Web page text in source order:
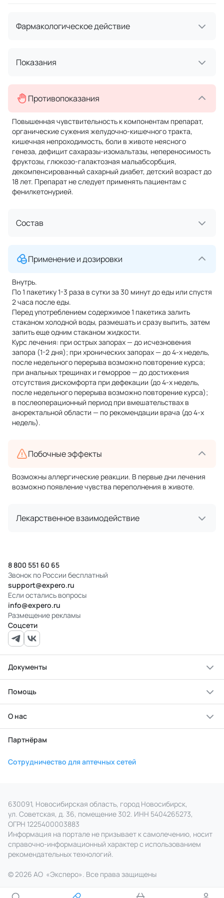
Фармакологическое действие
Показания
Противопоказания
Повышенная чувствительность к компонентам препарат,
органические сужения желудочно-кишечного тракта,
кишечная непроходимость, боли в животе неясного
генеза, дефицит сахаразы-изомальтазы, непереносимость
фруктозы, глюкозо-галактозная мальабсорбция,
декомпенсированный сахарный диабет, детский возраст до
18 лет. Препарат не следует применять пациентам с
фенилкетонурией.
Состав
Применение и дозировки
Внутрь.
По 1 пакетику 1-3 раза в сутки за 30 минут до еды или спустя
2 часа после еды.
Перед употреблением содержимое 1 пакетика залить
стаканом холодной воды, размешать и сразу выпить, затем
запить еще одним стаканом жидкости.
Курс лечения: при острых запорах — до исчезновения
запора (1-2 дня); при хронических запорах — до 4-х недель,
после недельного перерыва возможно повторение курса;
при анальных трещинах и геморрое — до достижения
отсутствия дискомфорта при дефекации (до 4-х недель,
после недельного перерыва возможно повторение курса);
в послеоперационный период при вмешательствах в
аноректальной области — по рекомендации врача (до 4-х
недель).
Побочные эффекты
Возможны аллергические реакции. В первые дни лечения
возможно появление чувства переполнения в животе.
Лекарственное взаимодействие
8 800 551 60 65
Звонок по России бесплатный
support@expero.ru
Если остались вопросы
info@expero.ru
Размещение рекламы
Соцсети
Документы
Помощь
О нас
Партнёрам
Сотрудничество для аптечных сетей
630091, Новосибирская область, город Новосибирск,
ул. Советская, д. 36, помещение 302. ИНН 5404265273,
ОГРН 1225400003883
Информация на портале не призывает к самолечению, носит
справочно‑информационный характер с использованием
рекомендательных технологий.
© 2026 АО «Эксперо». Все права защищены